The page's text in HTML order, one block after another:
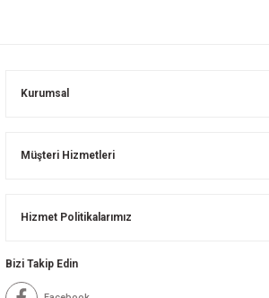
Kurumsal
Müşteri Hizmetleri
Hizmet Politikalarımız
Bizi Takip Edin